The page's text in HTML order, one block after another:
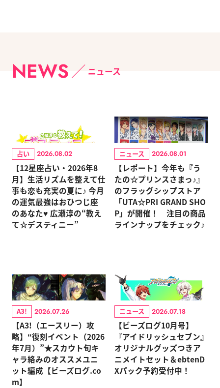
NEWS ニュース
占い 2026.08.02
【12星座占い・2026年8
月】生活リズムを整えて仕
事も恋も充実の夏に♪ 今月
の運気最強はおひつじ座
のあなた♥ 広瀬淳の“教え
て☆デスティニー”
ニュース 2026.08.01
【レポート】今年も『う
たの☆プリンスさまっ♪』
のフラッグシップストア
「UTA☆PRI GRAND SHO
P」が開催！ 注目の商品
ラインナップをチェック♪
A3! 2026.07.26
【A3!（エースリー）攻
略】“復刻イベント（2026
年7月）”★スカウト旬キ
ャラ絡みのオススメユニ
ット編成【ビーズログ.co
m】
ニュース 2026.07.18
【ビーズログ10月号】
『アイドリッシュセブン』
オリジナルグッズつきア
ニメイトセット＆ebtenD
Xパック予約受付中！